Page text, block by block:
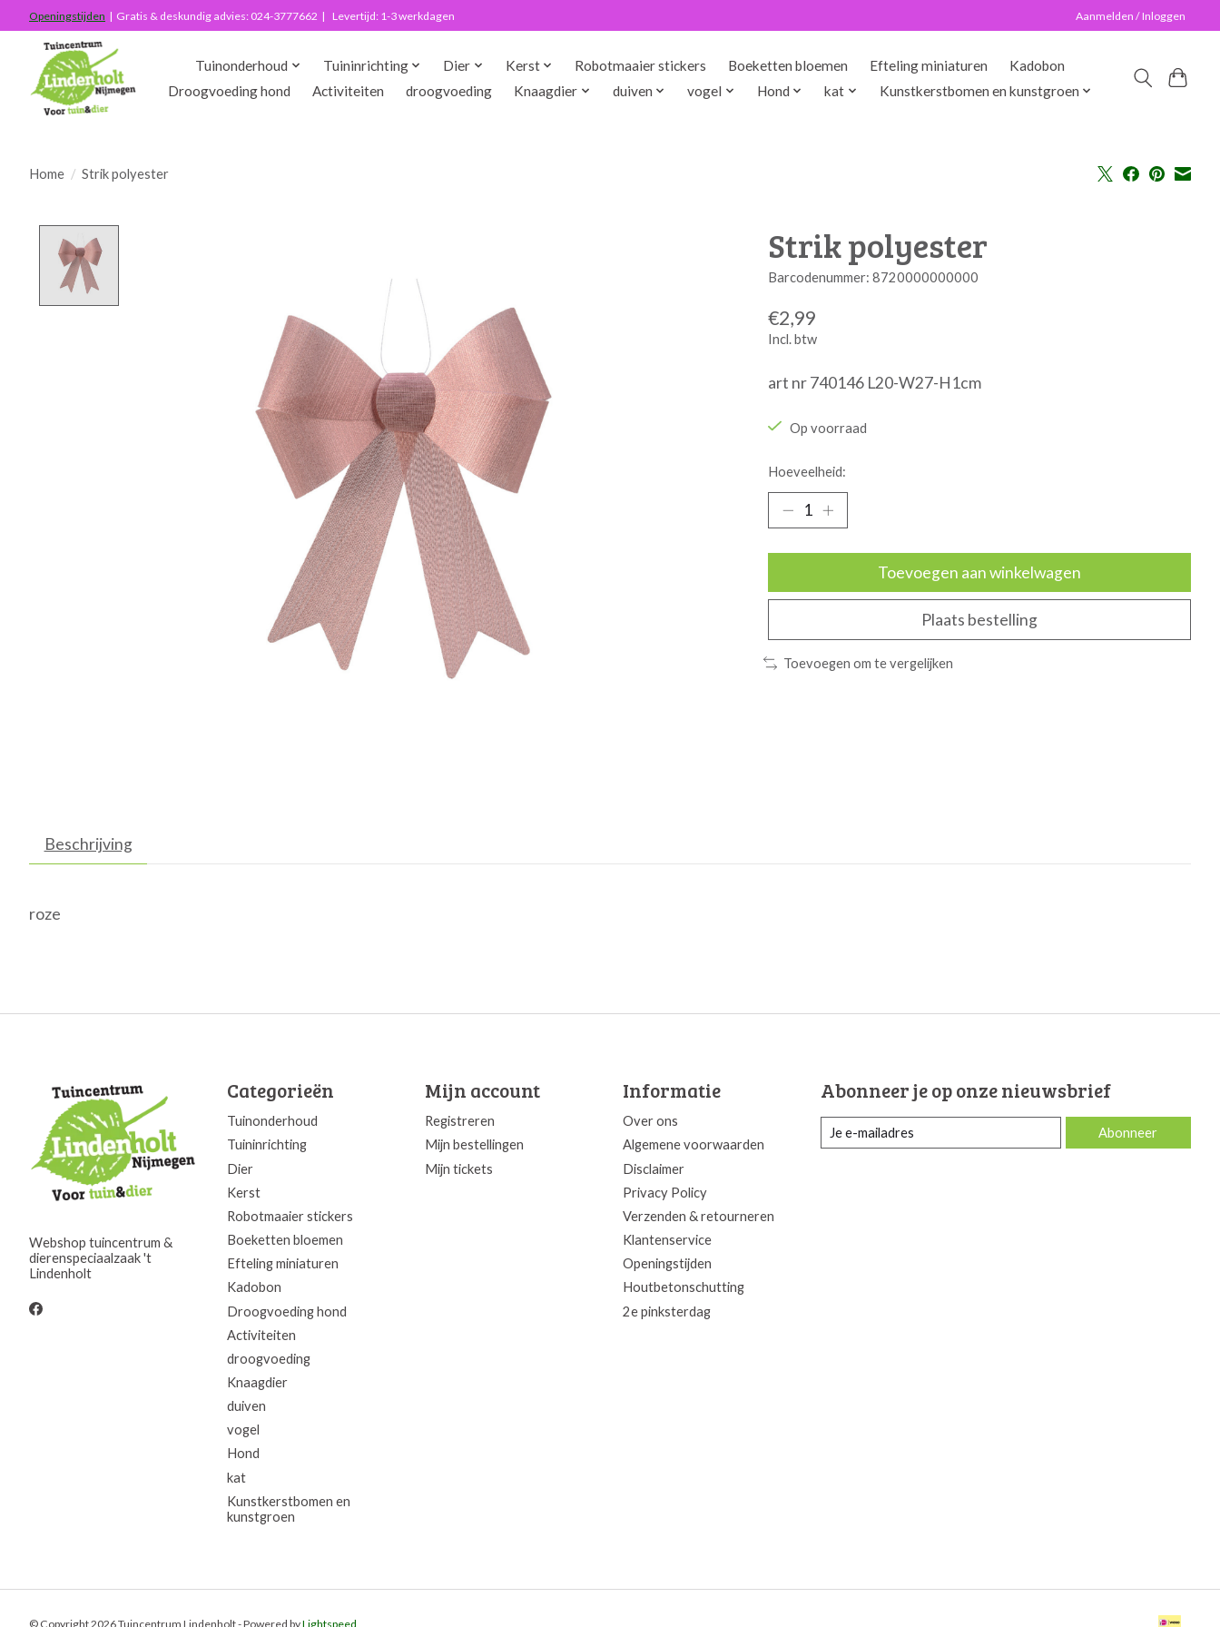
Openingstijden | Gratis & deskundig advies: 024-3777662 | Levertijd: 1-3 werkdagen Aanmelden / Inloggen
Tuinonderhoud Tuininrichting Dier Kerst Robotmaaier stickers Boeketten bloemen Efteling miniaturen
Kadobon
Droogvoeding hond
Activiteiten droogvoeding Knaagdier duiven vogel Hond kat Kunstkerstbomen en kunstgroen
Home / Strik polyester
Strik polyester
Barcodenummer: 8720000000000
€2,99
Incl. btw
art nr 740146 L20-W27-H1cm
Op voorraad
Hoeveelheid:
Toevoegen aan winkelwagen
Plaats bestelling
Toevoegen om te vergelijken
Beschrijving
roze
Webshop tuincentrum &
dierenspeciaalzaak 't
Lindenholt
Categorieën
Tuinonderhoud
Tuininrichting
Dier
Kerst
Robotmaaier stickers
Boeketten bloemen
Efteling miniaturen
Kadobon
Droogvoeding hond
Activiteiten
droogvoeding
Knaagdier
duiven
vogel
Hond
kat
Kunstkerstbomen en
kunstgroen
Mijn account
Registreren
Mijn bestellingen
Mijn tickets
Informatie
Over ons
Algemene voorwaarden
Disclaimer
Privacy Policy
Verzenden & retourneren
Klantenservice
Openingstijden
Houtbetonschutting
2e pinksterdag
Abonneer je op onze nieuwsbrief
Abonneer
© Copyright 2026 Tuincentrum Lindenholt - Powered byLightspeed